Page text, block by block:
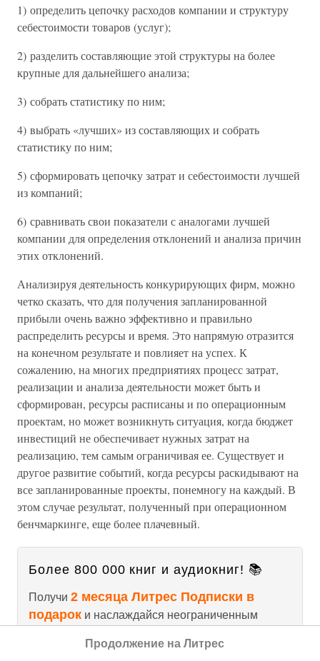
1) определить цепочку расходов компании и структуру
себестоимости товаров (услуг);
2) разделить составляющие этой структуры на более
крупные для дальнейшего анализа;
3) собрать статистику по ним;
4) выбрать «лучших» из составляющих и собрать
статистику по ним;
5) сформировать цепочку затрат и себестоимости лучшей
из компаний;
6) сравнивать свои показатели с аналогами лучшей
компании для определения отклонений и анализа причин
этих отклонений.
Анализируя деятельность конкурирующих фирм, можно
четко сказать, что для получения запланированной
прибыли очень важно эффективно и правильно
распределить ресурсы и время. Это напрямую отразится
на конечном результате и повлияет на успех. К
сожалению, на многих предприятиях процесс затрат,
реализации и анализа деятельности может быть и
сформирован, ресурсы расписаны и по операционным
проектам, но может возникнуть ситуация, когда бюджет
инвестиций не обеспечивает нужных затрат на
реализацию, тем самым ограничивая ее. Существует и
другое развитие событий, когда ресурсы раскидывают на
все запланированные проекты, понемногу на каждый. В
этом случае результат, полученный при операционном
бенчмаркинге, еще более плачевный.
Более 800 000 книг и аудиокниг! 📚
Получи 2 месяца Литрес Подписки в
подарок и наслаждайся неограниченным
Продолжение на Литрес